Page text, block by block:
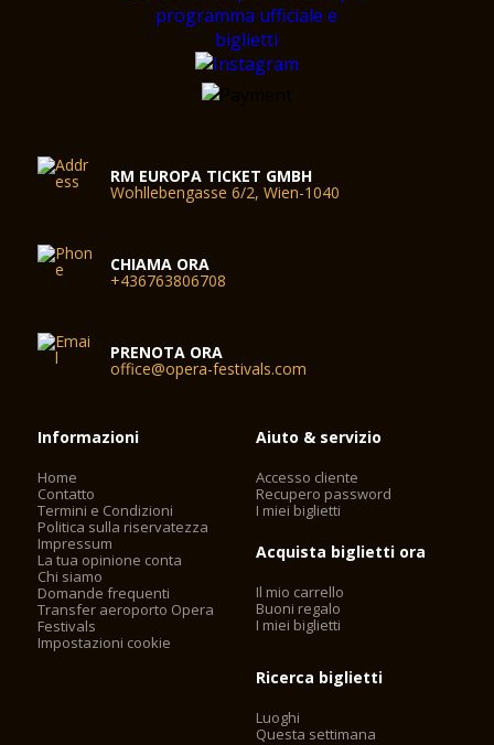
RM EUROPA TICKET GMBH
Wohllebengasse 6/2, Wien-1040
CHIAMA ORA
+436763806708
PRENOTA ORA
office@opera-festivals.com
Informazioni
Home
Contatto
Termini e Condizioni
Politica sulla riservatezza
Impressum
La tua opinione conta
Chi siamo
Domande frequenti
Transfer aeroporto Opera
Festivals
Impostazioni cookie
Aiuto & servizio
Accesso cliente
Recupero password
I miei biglietti
Acquista biglietti ora
Il mio carrello
Buoni regalo
I miei biglietti
Ricerca biglietti
Luoghi
Questa settimana